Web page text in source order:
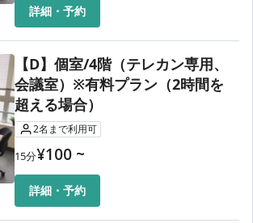
詳細・予約
【D】個室/4階（テレカン専用、
会議室）※有料プラン（2時間を
超える場合）
2名 まで利用可
15分¥100 ~
詳細・予約